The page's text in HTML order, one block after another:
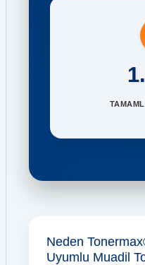
Neden
Uyumlu Muadil